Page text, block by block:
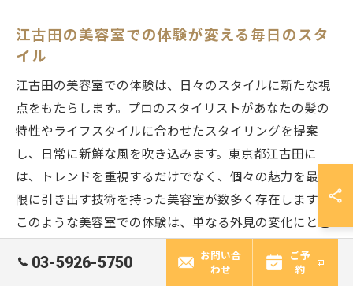
江古田の美容室での体験が変える毎日のスタ
イル
江古田の美容室での体験は、日々のスタイルに新たな視
点をもたらします。プロのスタイリストがあなたの髪の
特性やライフスタイルに合わせたスタイリングを提案
し、日常に新鮮な風を吹き込みます。東京都江古田に
は、トレンドを重視するだけでなく、個々の魅力を最大
限に引き出す技術を持った美容室が数多く存在します。
このような美容室での体験は、単なる外見の変化にとど
う。毎日のスタイルが変わることで、日常生活にもポジ
03-5926-5750
お問い合
わせ
ご予
約